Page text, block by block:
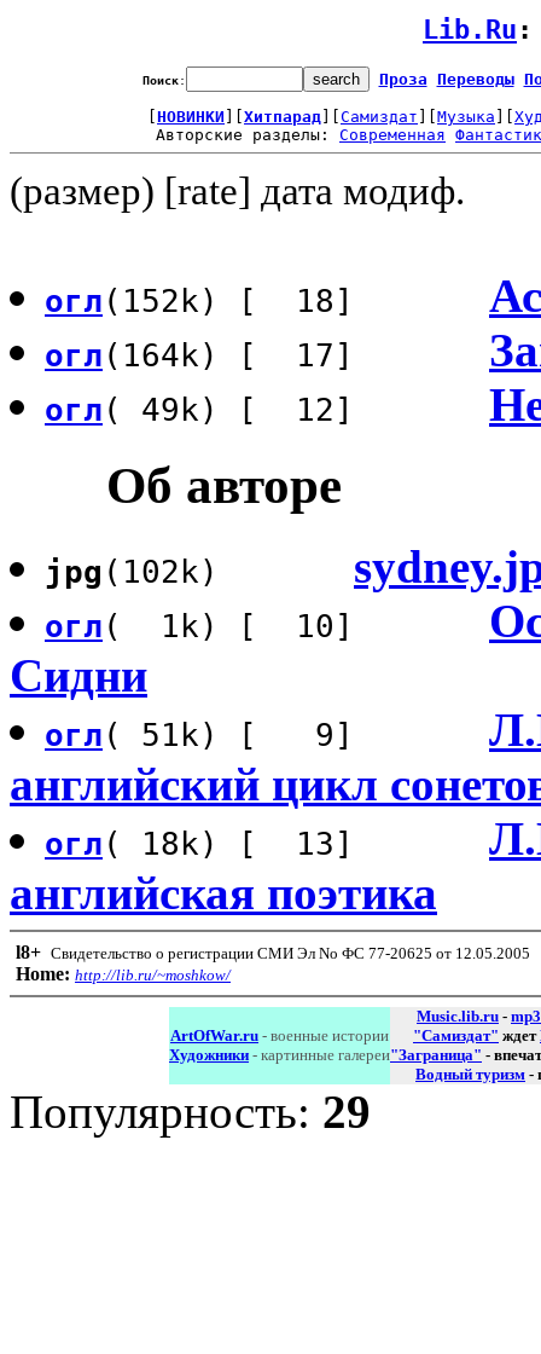
Lib.Ru
Поиск: Проза Переводы
НОВИНКИ Хитпарад Самиздат Музыка
Авторские разделы: Современная
(размер) [rate] дата модиф.
огл(152k) [ 18]
огл(164k) [ 17]
огл( 49k) [ 12]
Об авторе
jpg (102k)
огл( 1k) [ 10]
Сидни
огл( 51k) [ 9]
английский цикл
огл( 18k) [ 13]
английская поэтика
l8+ Свидетельство о регистрации СМИ Эл No ФС 77-20625 от 12.05.2005
Home: http://lib.ru/~moshkow/
ArtOfWar.ru - военные истории
Художники - картинные галереи
Music.lib.ru - mp3
"Самиздат" ждет
"Заграница" -
Водный туризм -
Популярность: 29